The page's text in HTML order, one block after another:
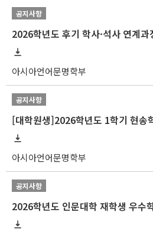
공지사항
2026학년도 후기 학사·석사 연계과
아시아언어문명학부
공지사항
아시아언어문명학부
공지사항